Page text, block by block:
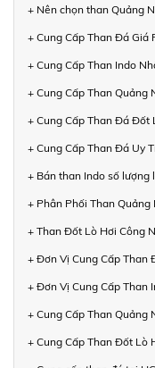
+ Nên chọn than Quảng
+ Cung Cấp Than Đá Giá
+ Cung Cấp Than Indo
+ Cung Cấp Than Quảng
+ Cung Cấp Than Đá Đốt
+ Cung Cấp Than Đá Uy
+ Bán than Indo số lượng
+ Phân Phối Than Quảng
+ Than Đốt Lò Hơi Công
+ Đơn Vị Cung Cấp Than
+ Đơn Vị Cung Cấp Than
+ Cung Cấp Than Quảng
+ Cung Cấp Than Đốt Lò